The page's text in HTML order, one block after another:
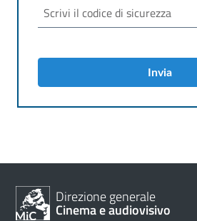
Invia
Direzione generale
Cinema e audiovisivo